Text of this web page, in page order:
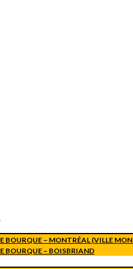
BOURQUE – MONTRÉAL (VILLE
BOURQUE – BOISBRIAND